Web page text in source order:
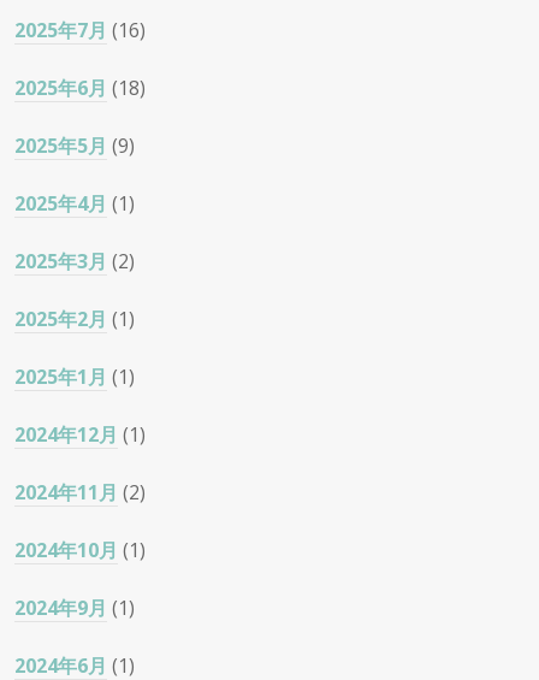
2025年7月 (16)
2025年6月 (18)
2025年5月 (9)
2025年4月 (1)
2025年3月 (2)
2025年2月 (1)
2025年1月 (1)
2024年12月 (1)
2024年11月 (2)
2024年10月 (1)
2024年9月 (1)
2024年6月 (1)